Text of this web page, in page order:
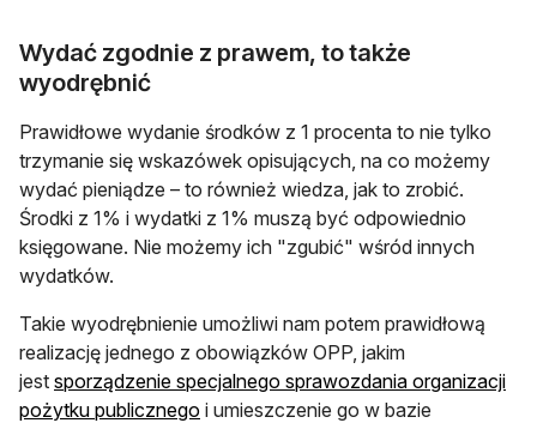
Wydać zgodnie z prawem, to także
wyodrębnić
Prawidłowe wydanie środków z 1 procenta to nie tylko
trzymanie się wskazówek opisujących, na co możemy
wydać pieniądze – to również wiedza, jak to zrobić.
Środki z 1% i wydatki z 1% muszą być odpowiednio
księgowane. Nie możemy ich "zgubić" wśród innych
wydatków.
Takie wyodrębnienie umożliwi nam potem prawidłową
realizację jednego z obowiązków OPP, jakim
jest sporządzenie specjalnego sprawozdania organizacji
pożytku publicznego i umieszczenie go w bazie